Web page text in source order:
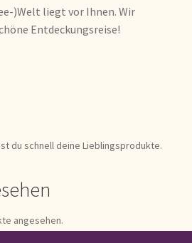
)Welt liegt vor Ihnen. Wir
Entdeckungsreise!
du schnell deine Lieblingsprodukte.
angesehen.